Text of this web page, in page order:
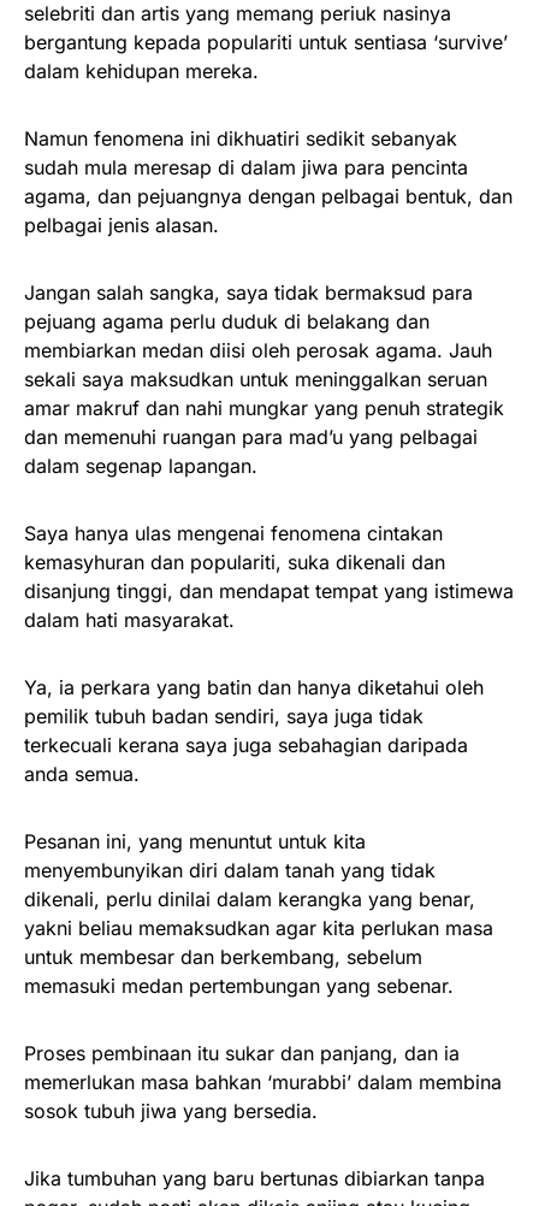
selebriti dan artis yang memang periuk nasinya
bergantung kepada populariti untuk sentiasa ‘survive’
dalam kehidupan mereka.
Namun fenomena ini dikhuatiri sedikit sebanyak
sudah mula meresap di dalam jiwa para pencinta
agama, dan pejuangnya dengan pelbagai bentuk, dan
pelbagai jenis alasan.
Jangan salah sangka, saya tidak bermaksud para
pejuang agama perlu duduk di belakang dan
membiarkan medan diisi oleh perosak agama. Jauh
sekali saya maksudkan untuk meninggalkan seruan
amar makruf dan nahi mungkar yang penuh strategik
dan memenuhi ruangan para mad’u yang pelbagai
dalam segenap lapangan.
Saya hanya ulas mengenai fenomena cintakan
kemasyhuran dan populariti, suka dikenali dan
disanjung tinggi, dan mendapat tempat yang istimewa
dalam hati masyarakat.
Ya, ia perkara yang batin dan hanya diketahui oleh
pemilik tubuh badan sendiri, saya juga tidak
terkecuali kerana saya juga sebahagian daripada
anda semua.
Pesanan ini, yang menuntut untuk kita
menyembunyikan diri dalam tanah yang tidak
dikenali, perlu dinilai dalam kerangka yang benar,
yakni beliau memaksudkan agar kita perlukan masa
untuk membesar dan berkembang, sebelum
memasuki medan pertembungan yang sebenar.
Proses pembinaan itu sukar dan panjang, dan ia
memerlukan masa bahkan ‘murabbi’ dalam membina
sosok tubuh jiwa yang bersedia.
Jika tumbuhan yang baru bertunas dibiarkan tanpa